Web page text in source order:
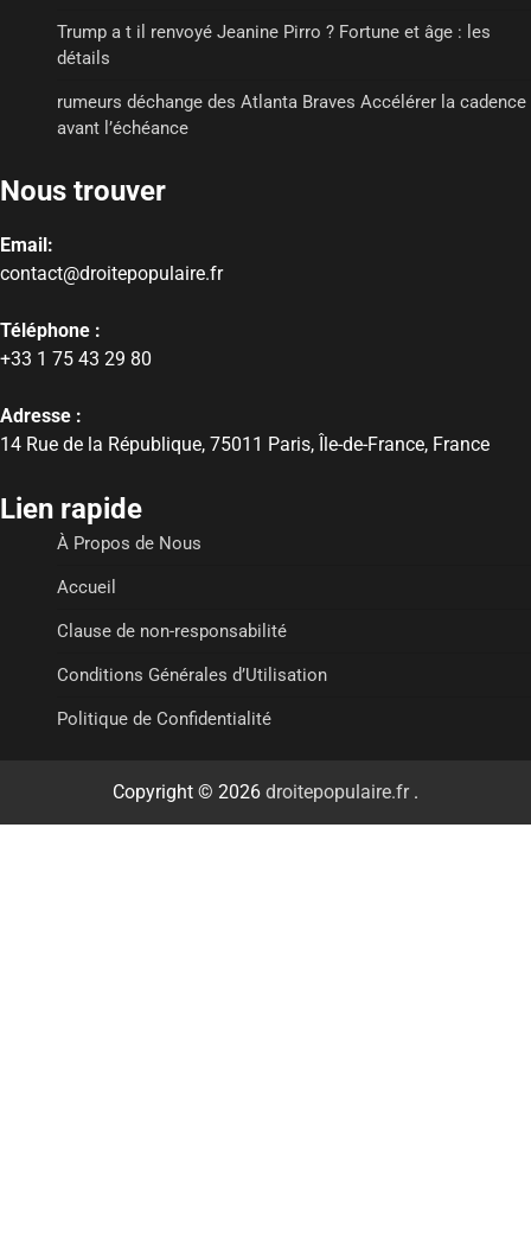
Trump a t il renvoyé Jeanine Pirro ? Fortune et âge : les
détails
rumeurs déchange des Atlanta Braves Accélérer la cadence
avant l’échéance
Nous trouver
Email:
contact@droitepopulaire.fr
Téléphone :
+33 1 75 43 29 80
Adresse :
14 Rue de la République, 75011 Paris, Île-de-France, France
Lien rapide
À Propos de Nous
Accueil
Clause de non-responsabilité
Conditions Générales d’Utilisation
Politique de Confidentialité
Copyright © 2026 droitepopulaire.fr.